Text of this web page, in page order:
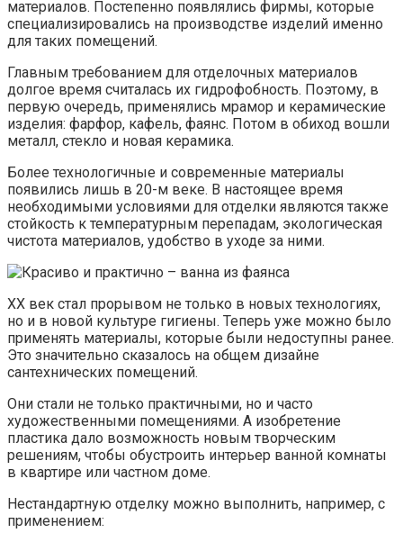
материалов. Постепенно появлялись фирмы, которые
специализировались на производстве изделий именно
для таких помещений.
Главным требованием для отделочных материалов
долгое время считалась их гидрофобность. Поэтому, в
первую очередь, применялись мрамор и керамические
изделия: фарфор, кафель, фаянс. Потом в обиход вошли
металл, стекло и новая керамика.
Более технологичные и современные материалы
появились лишь в 20-м веке. В настоящее время
необходимыми условиями для отделки являются также
стойкость к температурным перепадам, экологическая
чистота материалов, удобство в уходе за ними.
ХХ век стал прорывом не только в новых технологиях,
но и в новой культуре гигиены. Теперь уже можно было
применять материалы, которые были недоступны ранее.
Это значительно сказалось на общем дизайне
сантехнических помещений.
Они стали не только практичными, но и часто
художественными помещениями. А изобретение
пластика дало возможность новым творческим
решениям, чтобы обустроить интерьер ванной комнаты
в квартире или частном доме.
Нестандартную отделку можно выполнить, например, с
применением: